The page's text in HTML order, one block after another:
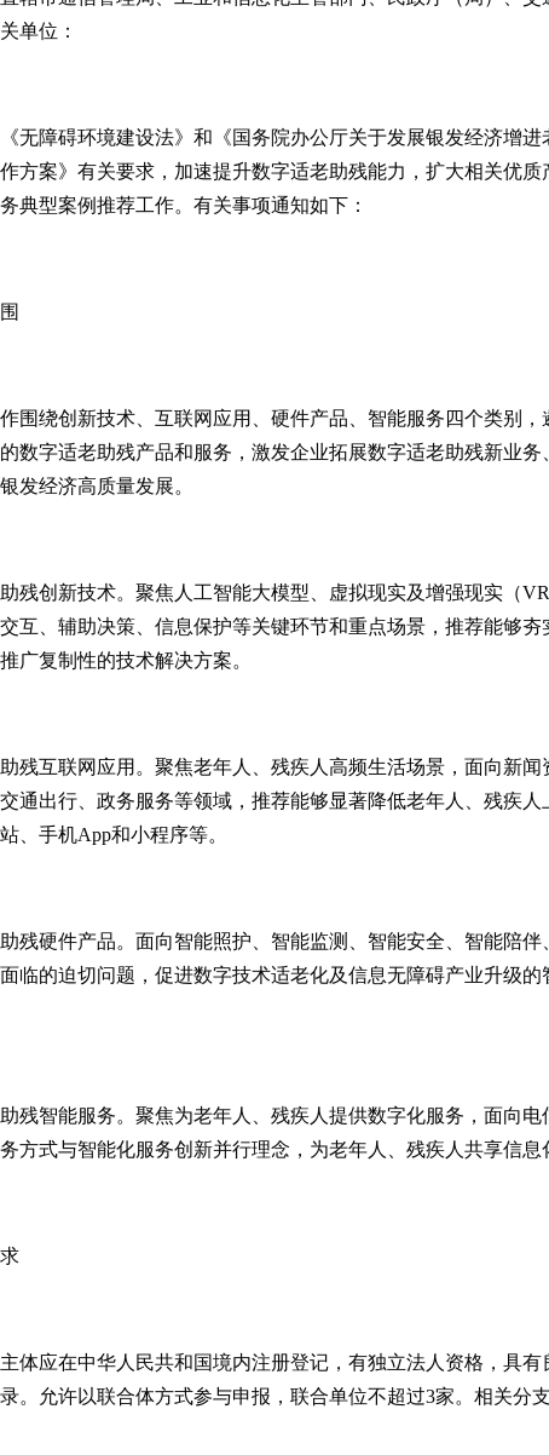
单位：
无障碍环境建设法》和《国务院办公厅关于发展银发经济增
方案》有关要求，加速提升数字适老助残能力，扩大相关优
典型案例推荐工作。有关事项通知如下：
围绕创新技术、互联网应用、硬件产品、智能服务四个类别
数字适老助残产品和服务，激发企业拓展数字适老助残新业
发经济高质量发展。
助残创新技术。聚焦人工智能大模型、虚拟现实及增强现实（
互、辅助决策、信息保护等关键环节和重点场景，推荐能够夯
广复制性的技术解决方案。
助残互联网应用。聚焦老年人、残疾人高频生活场景，面向新
通出行、政务服务等领域，推荐能够显著降低老年人、残疾
、手机App和小程序等。
助残硬件产品。面向智能照护、智能监测、智能安全、智能陪
临的迫切问题，促进数字技术适老化及信息无障碍产业升级
助残智能服务。聚焦为老年人、残疾人提供数字化服务，面向
方式与智能化服务创新并行理念，为老年人、残疾人共享信息
主体应在中华人民共和国境内注册登记，有独立法人资格，具
。允许以联合体方式参与申报，联合单位不超过3家。相关分